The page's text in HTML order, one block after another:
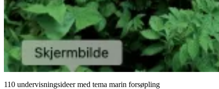
110 undervisningsideer med tema marin forsøpling